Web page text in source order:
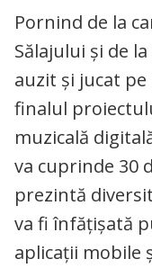
Pornind de la
Sălajului și de
auzit și jucat
finalul
muzicală
va cuprinde 30
prezintă
va fi înfățișată
aplicații mobile